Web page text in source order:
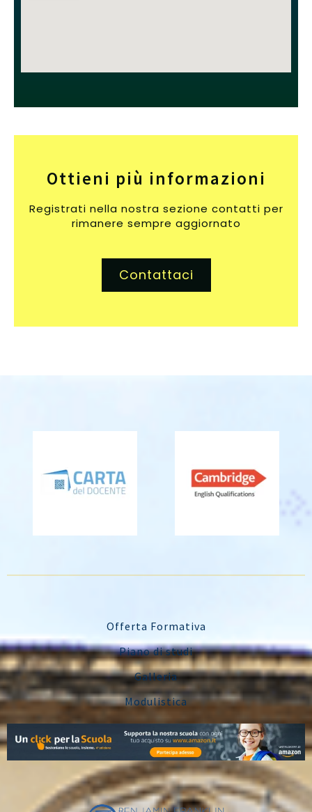
Ottieni più informazioni
Registrati nella nostra sezione contatti per
rimanere sempre aggiornato
Contattaci
Offerta Formativa
Piano di studi
Galleria
Modulistica